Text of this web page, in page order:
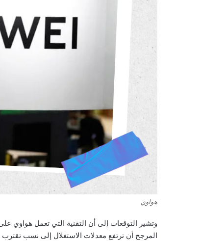
هواوي
وتشير التوقعات إلى أن التقنية التي تعمل هواوي
المرجح أن ترتفع معدلات الاستغلال إلى نسب تقترب